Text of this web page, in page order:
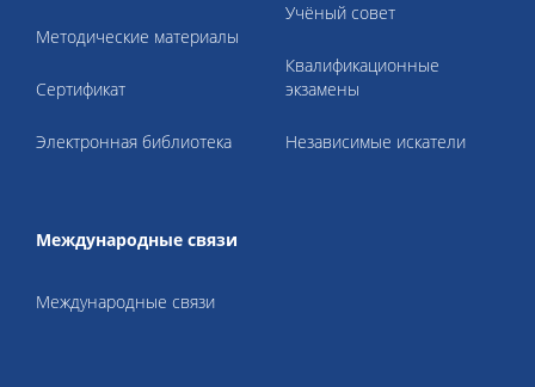
Методические материалы
Cертификат
Электронная библиотека
Учёный совет
Квалификационные
экзамены
Независимые искатели
Международные связи
Международные связи